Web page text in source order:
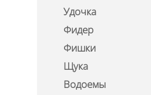
Удочка
Фидер
Фишки
Щука
Водоемы